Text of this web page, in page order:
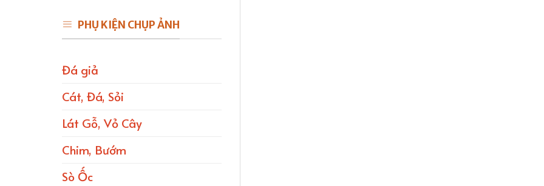
PHỤ KIỆN CHỤP ẢNH
Đá giả
Cát, Đá, Sỏi
Lát Gỗ, Vỏ Cây
Chim, Bướm
Sò Ốc